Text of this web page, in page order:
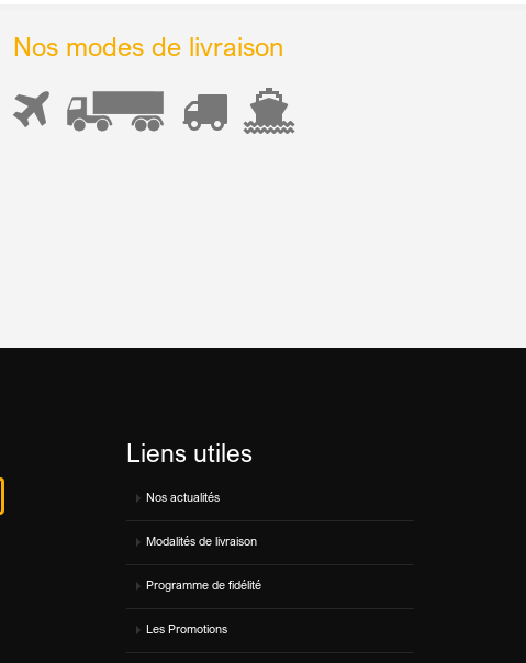
Nos modes de livraison
Liens utiles
Nos actualités
Modalités de livraison
Programme de fidélité
Les Promotions